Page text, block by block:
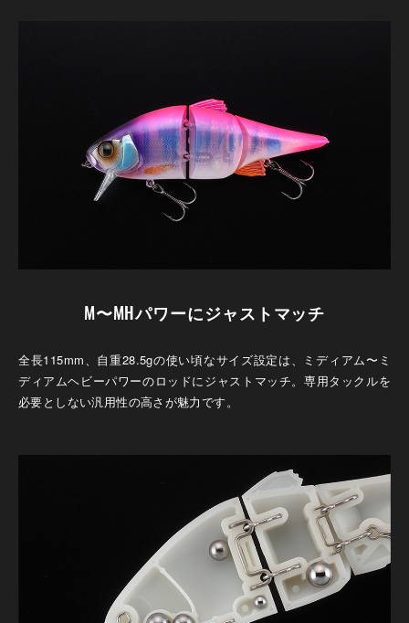
M〜MHパワーにジャストマッチ
全長115mm、自重28.5gの使い頃なサイズ設定は、ミディアム〜ミ
ディアムヘビーパワーのロッドにジャストマッチ。専用タックルを
必要としない汎用性の高さが魅力です。